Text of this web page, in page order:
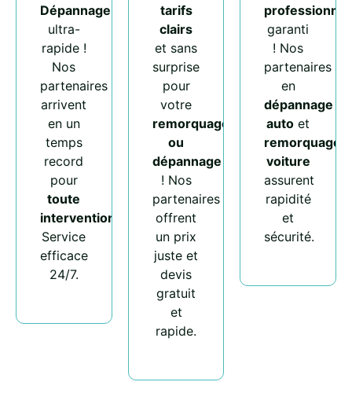
Dépannage
ultra-
rapide !
Nos
partenaires
arrivent
en un
temps
record
pour
toute
intervention
Service
efficace
24/7.
tarifs
clairs
et sans
surprise
pour
votre
remorquage
ou
dépannage
! Nos
partenaires
offrent
un prix
juste et
devis
gratuit
et
rapide.
professionnel
garanti
! Nos
partenaires
en
dépannage
auto et
remorquage
voiture
assurent
rapidité
et
sécurité.